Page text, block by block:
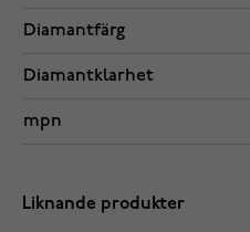
Diamantfärg
Diamantklarhet
mpn
Liknande produkter